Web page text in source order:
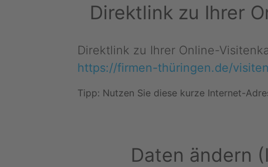
Direktlink zu Ihrer
Direktlink zu Ihrer Online-
https://firmen-thüringen.de/
Tipp: Nutzen Sie diese kurze Internet-
Daten ändern